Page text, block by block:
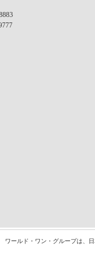
ワールド・ワン・グループは、